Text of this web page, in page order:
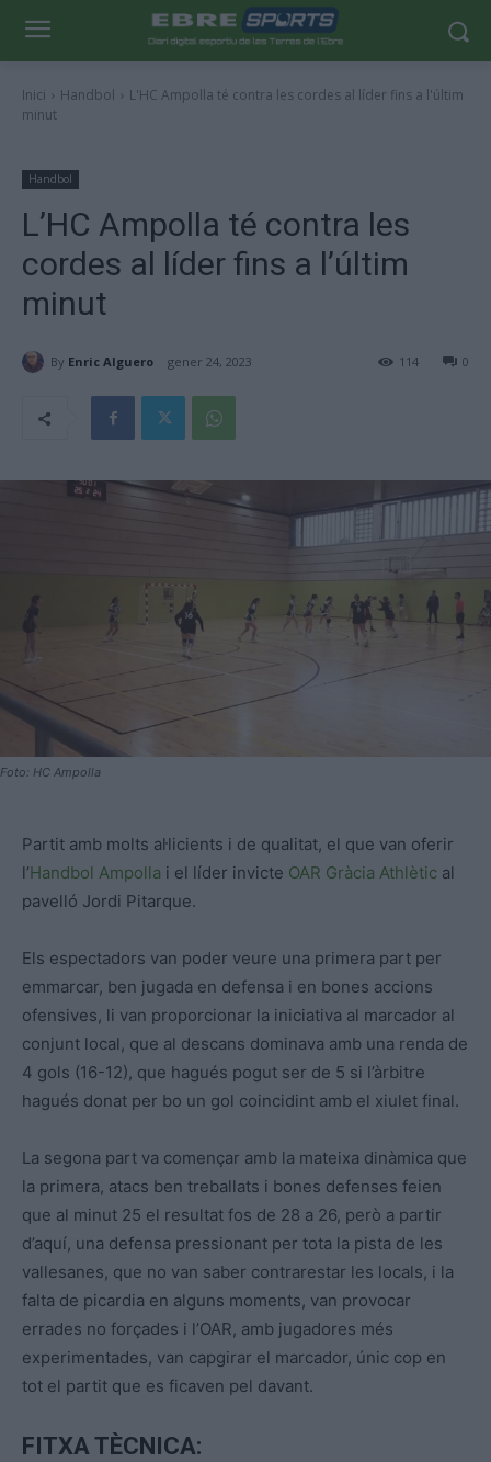
Inici Handbol
L'HC Ampolla té contra les cordes al líder fins a l'últim
minut
Handbol
L’HC Ampolla té contra les
cordes al líder fins a l’últim
minut
By Enric Alguero gener 24, 2023 0
114
Foto: HC Ampolla
Partit amb molts al·licients i de qualitat, el que van oferir
l’Handbol Ampolla i el líder invicte OAR Gràcia Athlètic al
pavelló Jordi Pitarque.
Els espectadors van poder veure una primera part per
emmarcar, ben jugada en defensa i en bones accions
ofensives, li van proporcionar la iniciativa al marcador al
conjunt local, que al descans dominava amb una renda de
4 gols (16-12), que hagués pogut ser de 5 si l’àrbitre
hagués donat per bo un gol coincidint amb el xiulet final.
La segona part va començar amb la mateixa dinàmica que
la primera, atacs ben treballats i bones defenses feien
que al minut 25 el resultat fos de 28 a 26, però a partir
d’aquí, una defensa pressionant per tota la pista de les
vallesanes, que no van saber contrarestar les locals, i la
falta de picardia en alguns moments, van provocar
errades no forçades i l’OAR, amb jugadores més
experimentades, van capgirar el marcador, únic cop en
tot el partit que es ficaven pel davant.
FITXA TÈCNICA: